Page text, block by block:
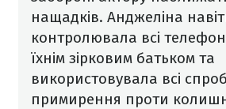
нащадків. Анджеліна
контролювала всі
їхнім зірковим батьком та
використовувала всі
примирення проти